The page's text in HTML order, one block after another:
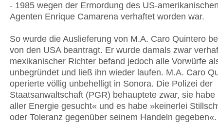
- 1985 wegen der Ermordung des US-
Agenten Enrique Camarena verhaftet worden war.
So wurde die Auslieferung von M.A. Caro Quintero
von den USA beantragt. Er wurde damals zwar
mexikanischer Richter befand jedoch alle Vorwürfe
unbegründet und ließ ihn wieder laufen. M.A. Caro
operierte völlig unbehelligt in Sonora. Die Polizei der
Staatsanwaltschaft (PGR) behauptete zwar, sie habe
aller Energie gesucht« und es habe »keinerlei
oder Toleranz gegenüber seinem Handeln